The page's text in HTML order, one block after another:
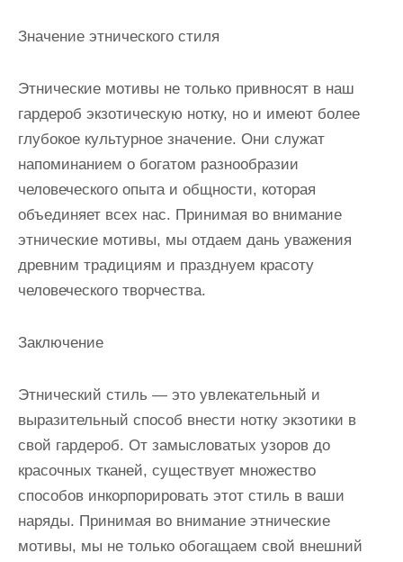
Значение этнического стиля
Этнические мотивы не только привносят в наш
гардероб экзотическую нотку, но и имеют более
глубокое культурное значение. Они служат
напоминанием о богатом разнообразии
человеческого опыта и общности, которая
объединяет всех нас. Принимая во внимание
этнические мотивы, мы отдаем дань уважения
древним традициям и празднуем красоту
человеческого творчества.
Заключение
Этнический стиль — это увлекательный и
выразительный способ внести нотку экзотики в
свой гардероб. От замысловатых узоров до
красочных тканей, существует множество
способов инкорпорировать этот стиль в ваши
наряды. Принимая во внимание этнические
мотивы, мы не только обогащаем свой внешний